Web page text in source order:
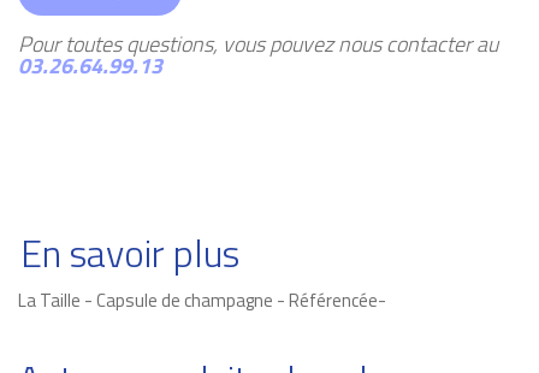
Pour toutes questions, vous pouvez nous contacter au
03.26.64.99.13
En savoir plus
La Taille - Capsule de champagne - Référencée-